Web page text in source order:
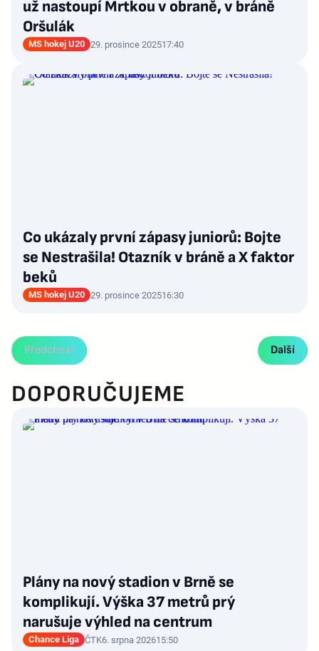
už nastoupí Mrtkou v obraně, v bráně
Oršulák
MS hokej U20 29. prosince 202517:40
Co ukázaly první zápasy juniorů: Bojte
se Nestrašila! Otazník v bráně a X faktor
beků
MS hokej U20 29. prosince 202516:30
Předchozí Další
DOPORUČUJEME
Plány na nový stadion v Brně se
komplikují. Výška 37 metrů prý
narušuje výhled na centrum
Chance Liga ČTK6. srpna 202615:50